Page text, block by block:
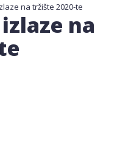
na tržište 2020-te
na